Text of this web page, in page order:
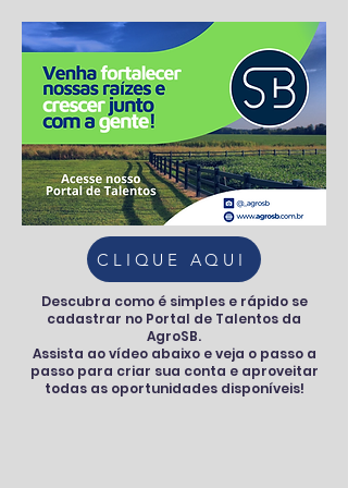
CLIQUE AQUI
Descubra como é simples e rápido se
cadastrar no Portal de Talentos da
AgroSB.
Assista ao vídeo abaixo e veja o passo a
passo para criar sua conta e aproveitar
todas as oportunidades disponíveis!